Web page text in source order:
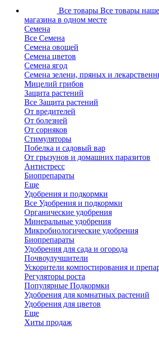
Все товары Все товары
магазина в одном месте
Семена
Все Семена
Семена овощей
Семена цветов
Семена ягод
Семена зелени, пряных и
Мицелий грибов
Защита растений
Все Защита растений
От вредителей
От болезней
От сорняков
Стимуляторы
Побелка и садовый вар
От грызунов и домашних паразитов
Антистресс
Биопрепараты
Еще
Удобрения и подкормки
Все Удобрения и подкормки
Органические удобрения
Минеральные удобрения
Микробиологические удобрения
Биопрепараты
Удобрения для сада и огорода
Почвоулучшители
Ускорители компостирования и
Регуляторы роста
Популярные Подкормки
Удобрения для комнатных растений
Удобрения для цветов
Еще
Хиты продаж